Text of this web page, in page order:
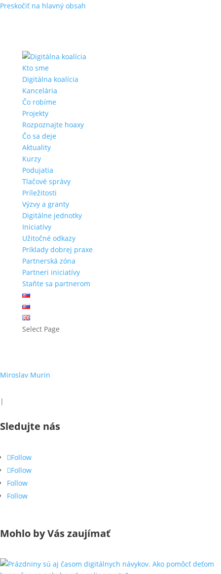
Preskočiť na hlavný obsah
Kto sme
Digitálna koalícia
Kancelária
Čo robíme
Projekty
Rozpoznajte hoaxy
Čo sa deje
Aktuality
Kurzy
Podujatia
Tlačové správy
Príležitosti
Výzvy a granty
Digitálne jednotky
Iniciatívy
Užitočné odkazy
Príklady dobrej praxe
Partnerská zóna
Partneri iniciatívy
Staňte sa partnerom
Select Page
Miroslav Murin
|
Sledujte nás
Follow
Follow
Follow
Follow
Mohlo by Vás zaujímať